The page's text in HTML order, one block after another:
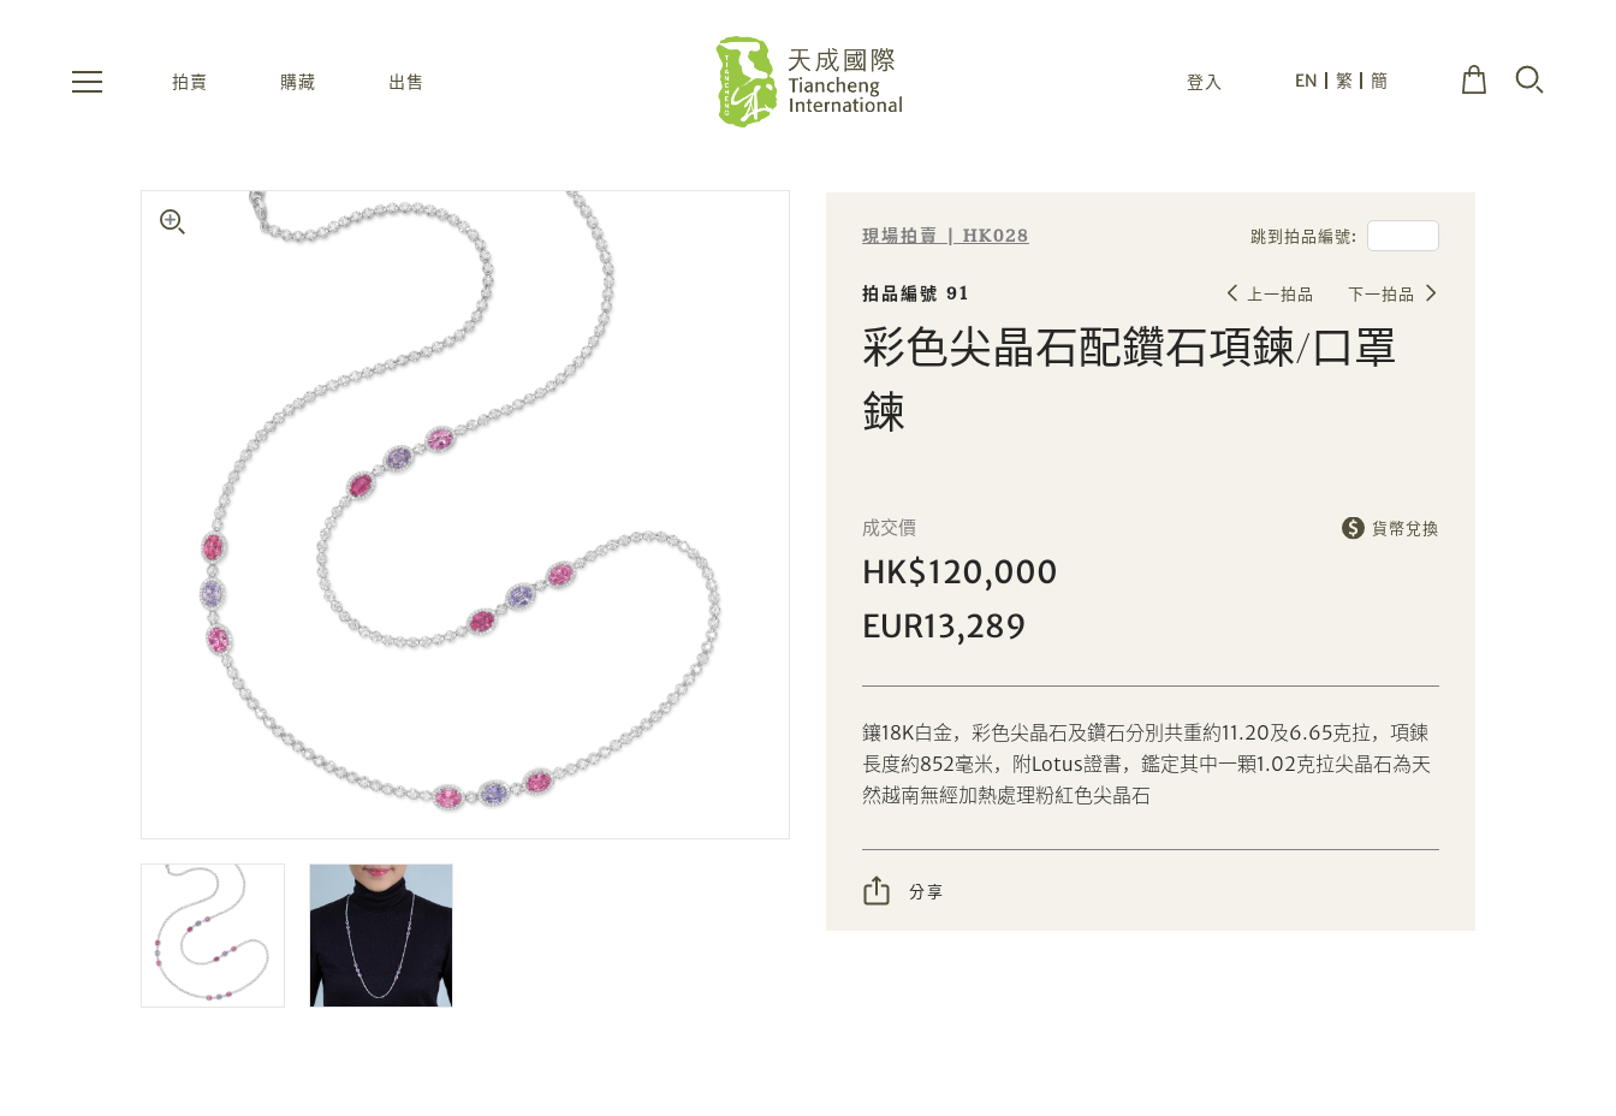
拍賣 購藏 出售 登入 EN 繁 簡
分享到Facebook
分享到Line
客戶服務部
公司
Sale HK028 | 拍品編號 91
彩色尖晶石配鑽石項鍊/口罩鍊
設定您的最高競投價
現場拍賣 | HK028 跳到拍品編號:
拍品編號 91 上一拍品 下一拍品
彩色尖晶石配鑽石項鍊/口罩
鍊
成交價 貨幣兌換
HK$120,000
EUR13,289
鑲18K白金，彩色尖晶石及鑽石分別共重約11.20及6.65克拉，項鍊
長度約852毫米，附Lotus證書，鑑定其中一顆1.02克拉尖晶石為天
然越南無經加熱處理粉紅色尖晶石
分享
AUD CAD
CNY
JPY